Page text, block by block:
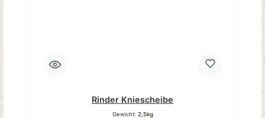
Rinder Kniescheibe
Gewicht: 2,5kg